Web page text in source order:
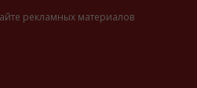
рекламных материалов